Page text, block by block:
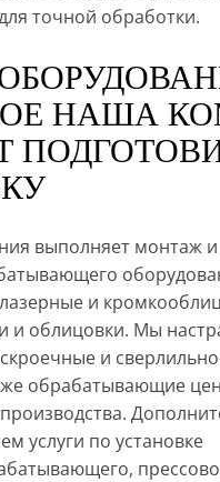
точной обработки.
НАША
выполняет монтаж и
и
и облицовки. Мы
и
обрабатывающие
услуги по установке